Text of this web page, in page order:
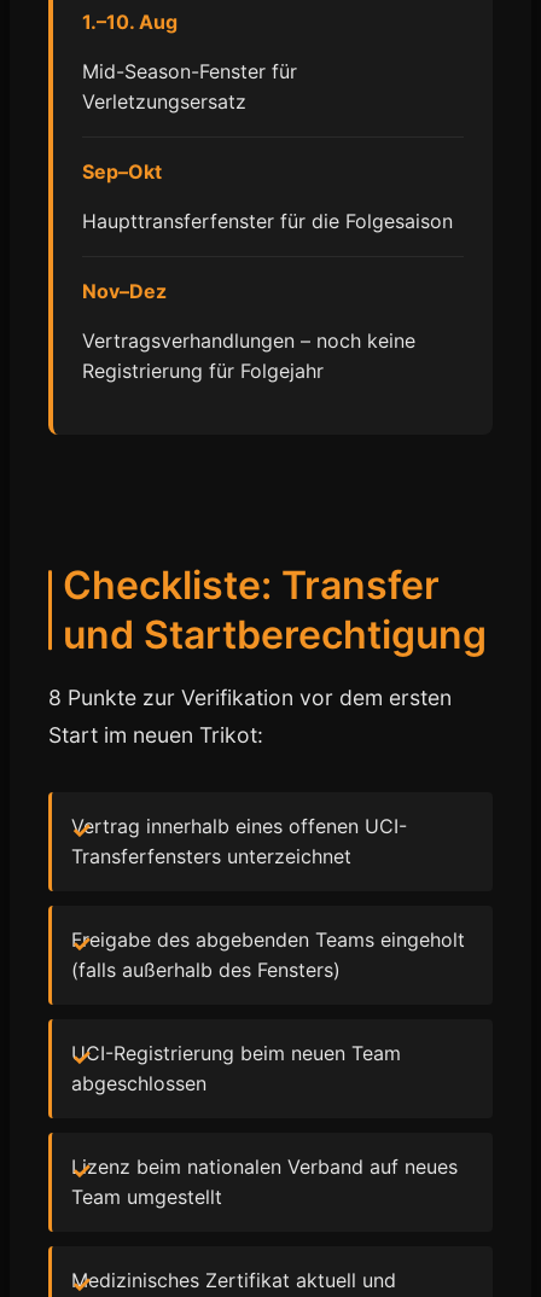
1.–10. Aug
Mid-Season-Fenster für
Verletzungsersatz
Sep–Okt
Haupttransferfenster für die Folgesaison
Nov–Dez
Vertragsverhandlungen – noch keine
Registrierung für Folgejahr
Checkliste: Transfer
und Startberechtigung
8 Punkte zur Verifikation vor dem ersten
Start im neuen Trikot:
Vertrag innerhalb eines offenen UCI-
Transferfensters unterzeichnet
Freigabe des abgebenden Teams eingeholt
(falls außerhalb des Fensters)
UCI-Registrierung beim neuen Team
abgeschlossen
Lizenz beim nationalen Verband auf neues
Team umgestellt
Medizinisches Zertifikat aktuell und